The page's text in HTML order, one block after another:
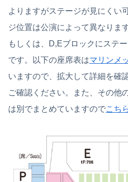
よりますがステージが見にくい
ジ位置は公演によって異なりま
もしくは、D,Eブロックにステ
です。以下の座席表はマリンメ
いますので、拡大して詳細を確
ご確認ください。また、その他
は別でまとめていますのでこち